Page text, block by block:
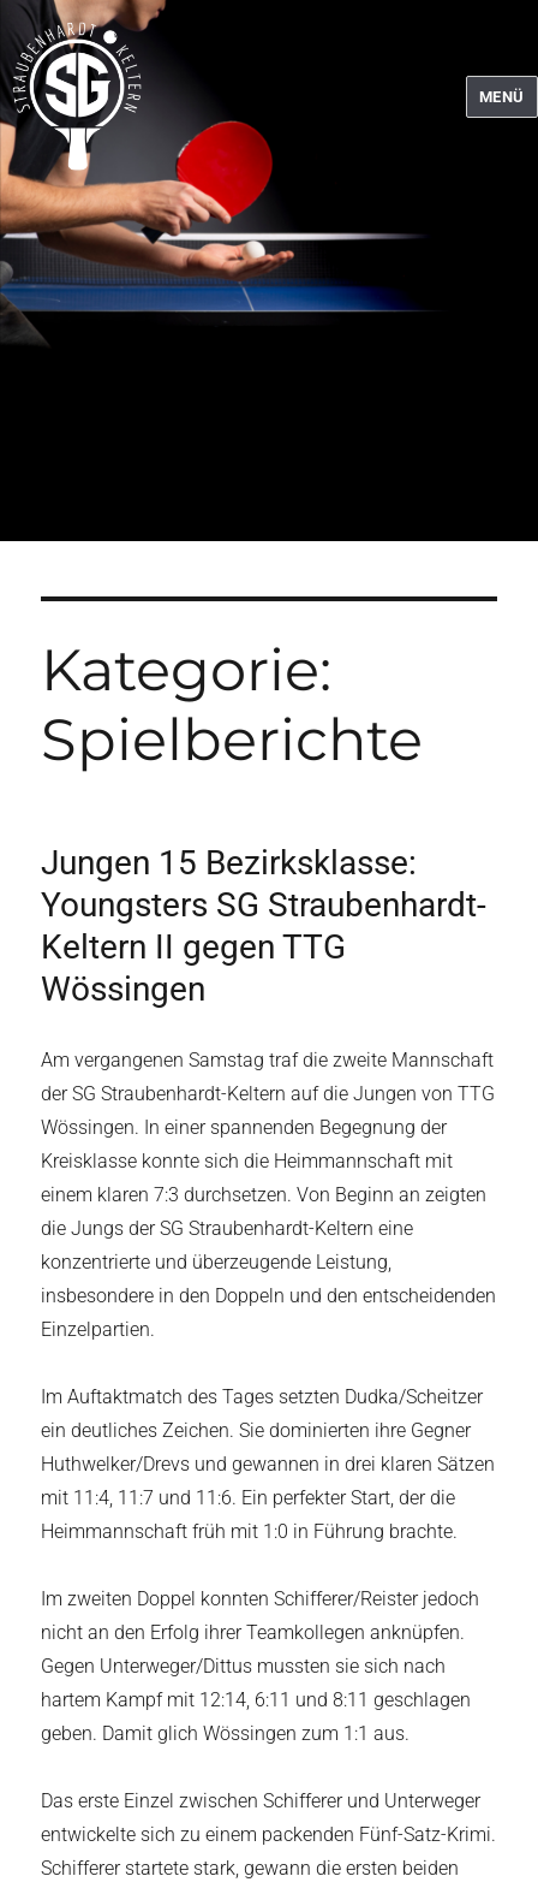
Tischtennis SG Straubenhardt-Keltern
MENÜ
Kategorie:
Spielberichte
Jungen 15 Bezirksklasse:
Youngsters SG Straubenhardt-
Keltern II gegen TTG
Wössingen
Am vergangenen Samstag traf die zweite Mannschaft
der SG Straubenhardt-Keltern auf die Jungen von TTG
Wössingen. In einer spannenden Begegnung der
Kreisklasse konnte sich die Heimmannschaft mit
einem klaren 7:3 durchsetzen. Von Beginn an zeigten
die Jungs der SG Straubenhardt-Keltern eine
konzentrierte und überzeugende Leistung,
insbesondere in den Doppeln und den entscheidenden
Einzelpartien.
Im Auftaktmatch des Tages setzten Dudka/Scheitzer
ein deutliches Zeichen. Sie dominierten ihre Gegner
Huthwelker/Drevs und gewannen in drei klaren Sätzen
mit 11:4, 11:7 und 11:6. Ein perfekter Start, der die
Heimmannschaft früh mit 1:0 in Führung brachte.
Im zweiten Doppel konnten Schifferer/Reister jedoch
nicht an den Erfolg ihrer Teamkollegen anknüpfen.
Gegen Unterweger/Dittus mussten sie sich nach
hartem Kampf mit 12:14, 6:11 und 8:11 geschlagen
geben. Damit glich Wössingen zum 1:1 aus.
Das erste Einzel zwischen Schifferer und Unterweger
entwickelte sich zu einem packenden Fünf-Satz-Krimi.
Schifferer startete stark, gewann die ersten beiden